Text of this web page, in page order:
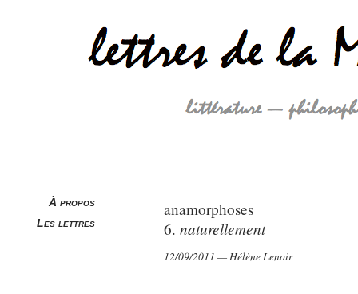
À propos
Les lettres
anamorphoses
6.naturellement
12/09/2011 — Hélène Lenoir